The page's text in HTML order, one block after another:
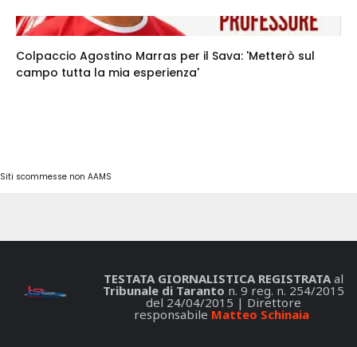
Colpaccio Agostino Marras per il Sava: 'Metterò sul
campo tutta la mia esperienza'
Siti scommesse non AAMS
TESTATA GIORNALISTICA REGISTRATAal
Tribunale di Taranto n. 9 reg. n. 254/2015
del 24/04/2015 | Direttore
responsabile Matteo Schinaia